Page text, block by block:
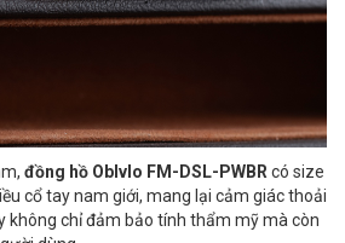
đồng hồ Oblvlo FM-DSL-PWBR có size
cổ tay nam giới, mang lại cảm giác thoải
không chỉ đảm bảo tính thẩm mỹ mà còn